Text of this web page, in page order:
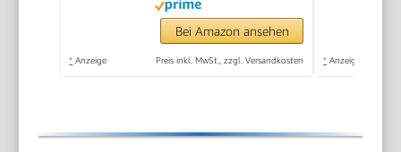
Bei Amazon ansehen
* Anzeige Preis inkl. MwSt., zzgl. Versandkosten * Anzeige